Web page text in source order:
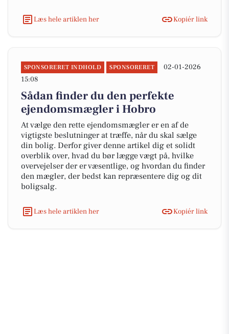
Læs hele artiklen her Kopiér link
SPONSORERET INDHOLD SPONSORERET
02-01-2026
15:08
Sådan finder du den perfekte
ejendomsmægler i Hobro
At vælge den rette ejendomsmægler er en af de
vigtigste beslutninger at træffe, når du skal sælge
din bolig. Derfor giver denne artikel dig et solidt
overblik over, hvad du bør lægge vægt på, hvilke
overvejelser der er væsentlige, og hvordan du finder
den mægler, der bedst kan repræsentere dig og dit
boligsalg.
Læs hele artiklen her Kopiér link